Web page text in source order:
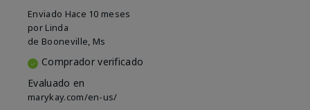
Enviado Hace 10 meses
por Linda
de Booneville, Ms
Comprador verificado
Evaluado en
marykay.com/en-us/